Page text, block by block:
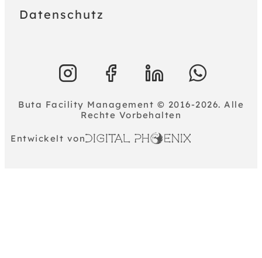
Datenschutz
Buta Facility Management © 2016-2026. Alle
Rechte Vorbehalten
Entwickelt von